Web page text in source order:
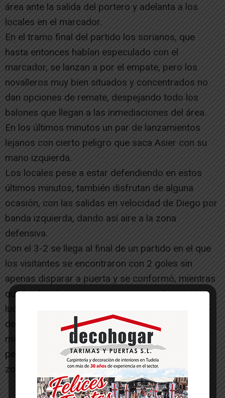
área ante la salida del portero y adelanta a los
locales en el marcador.
En el tramo final del partido los sorianos, que
hasta entonces habían especulado con el
marcador, se lanzan a por el empate, pero los
novalleros muy bien situados y concentrados no
dan opciones de remate, despejando todo los
balones que llegan a las inmediaciones del área.
En los últimos minutos un par de lanzamientos
lejanos con cierto peligro que saca Asier con su
mano izquierda.
Los locales pese a estar defendiendo en estos
últimos minutos, también disfrutan de alguna
ocasión, con las salidas en velocidad de Diego por
banda izquierda, dando así aire a la zona
defensiva.
Con el 3-2 se llega al final de un partido en el que
los visitantes se encontraron con 2 goles sin
apenas disparar a puerta y se conformó, mientras
que los locales, que creyeron mas en la victoria,
lucharon hasta poder conseguirla. Gran esfuerzo
de todo el equipo que se supo reponer a un
marcador adverso con 10 jugadores y que les
permite poder pasar las navidades fuera de la
zona de descenso.
-- Publicidad --